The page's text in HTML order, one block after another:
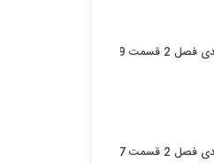
2 قسمت 19
2 قسمت 17